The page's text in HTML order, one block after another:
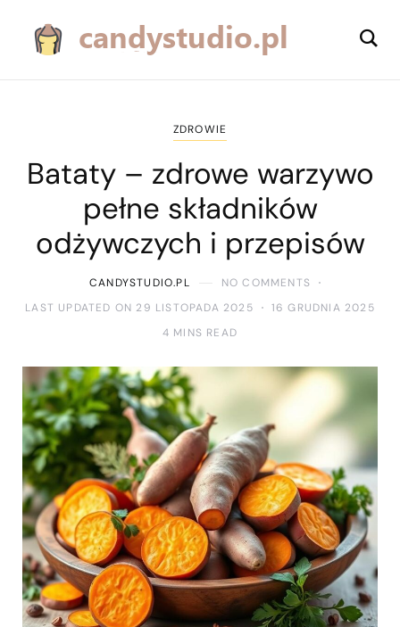
ZDROWIE
Bataty – zdrowe warzywo
pełne składników
odżywczych i przepisów
CANDYSTUDIO.PL
NO COMMENTS
LAST UPDATED ON 29 LISTOPADA 2025
16 GRUDNIA 2025
4 MINS READ